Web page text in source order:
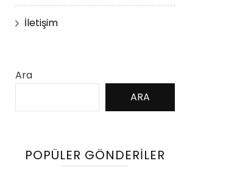
İletişim
Ara
ARA
POPÜLER GÖNDERILER